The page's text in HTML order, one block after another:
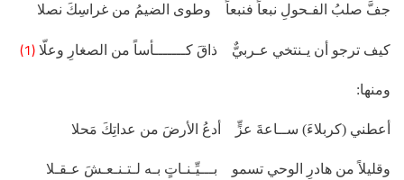
جفَّ صلبُ الفـحولِ نبعاً فنبعاً وطوى الضيمُ من غراسِكَ نصلا
كيف ترجو أن يـنتخي عـربيٌّ ذاقَ كـــــــأساً من الصغارِ وعلّا (1)
ومنها:
أعطني (كربلاءَ) ســاعةَ عزٍّ أدعُ الأرضَ من عداتِكَ مَحلا
وقليلاً من هادرِ الوحي تسمو بـــيِّـنـاتٍ بـه لـتـنـعـشَ عـقـلا